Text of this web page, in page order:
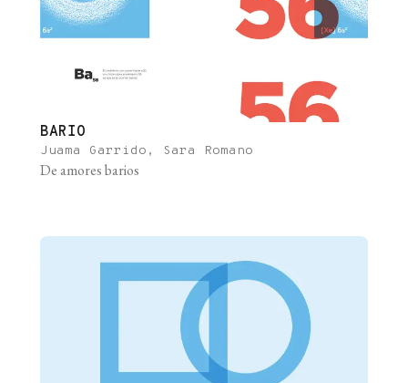
BARIO
Juama Garrido, Sara Romano
De amores barios